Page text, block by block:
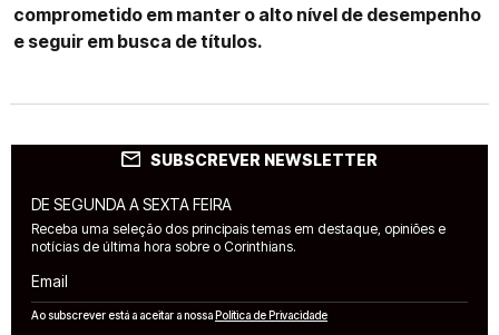
comprometido em manter o alto nível de desempenho
e seguir em busca de títulos.
SUBSCREVER NEWSLETTER
DE SEGUNDA A SEXTA FEIRA
Receba uma seleção dos principais temas em destaque, opiniões e
notícias de última hora sobre o Corinthians.
Email
Ao subscrever está a aceitar a nossaPolítica de Privacidade